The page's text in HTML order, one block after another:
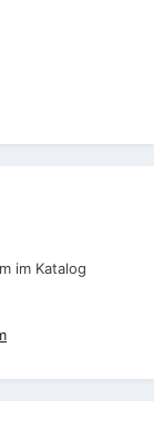
im Katalog